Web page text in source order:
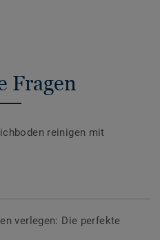
Fragen
reinigen mit
verlegen: Die perfekte